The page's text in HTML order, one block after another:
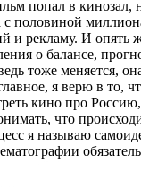
попал в кинозал,
с половиной
и рекламу. И опять
о балансе,
тоже меняется,
я верю в то,
кино про
что
я называю